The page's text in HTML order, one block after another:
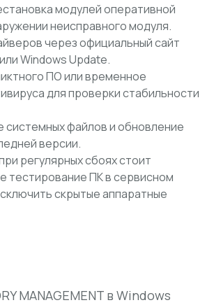
модулей оперативной
неисправного модуля.
через официальный сайт
Windows Update.
ПО или временное
для проверки стабильности
системных файлов и обновление
версии.
регулярных сбоях стоит
тестирование ПК в сервисном
скрытые аппаратные
MANAGEMENT в Windows